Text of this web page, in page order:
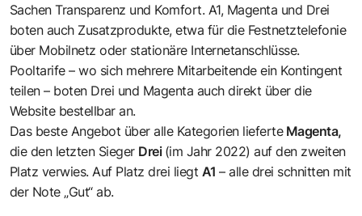
Sachen Transparenz und Komfort. A1, Magenta und Drei
boten auch Zusatzprodukte, etwa für die Festnetztelefonie
über Mobilnetz oder stationäre Internetanschlüsse.
Pooltarife – wo sich mehrere Mitarbeitende ein Kontingent
teilen – boten Drei und Magenta auch direkt über die
Website bestellbar an.
Das beste Angebot über alle Kategorien lieferteMagenta,
die den letzten Sieger Drei (im Jahr 2022) auf den zweiten
Platz verwies. Auf Platz drei liegt A1– alle drei schnitten mit
der Note „Gut“ ab.